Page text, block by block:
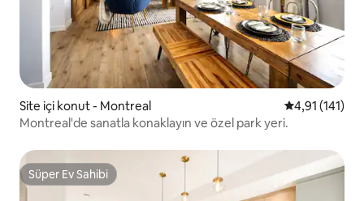
Site içi konut - Montreal 5 üzerinden
4,91 (141)
Montreal'de sanatla konaklayın ve özel park yeri.
Süper Ev Sahibi
Süper Ev Sahibi